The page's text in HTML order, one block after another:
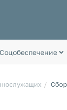
Соцобеспечение